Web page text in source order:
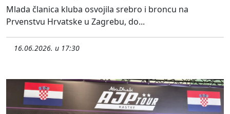
Mlada članica kluba osvojila srebro i broncu na
Prvenstvu Hrvatske u Zagrebu, do...
16.06.2026. u 17:30